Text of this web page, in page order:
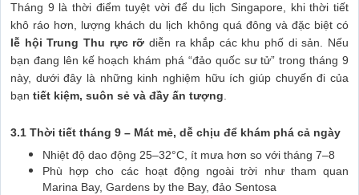
Tháng 9 là thời điểm tuyệt vời để du lịch Singapore, khi thời tiết
khô ráo hơn, lượng khách du lịch không quá đông và đặc biệt có
lễ hội Trung Thu rực rỡ diễn ra khắp các khu phố di sản. Nếu
bạn đang lên kế hoạch khám phá “đảo quốc sư tử” trong tháng 9
này, dưới đây là những kinh nghiệm hữu ích giúp chuyến đi của
bạn tiết kiệm, suôn sẻ và đầy ấn tượng.
3.1 Thời tiết tháng 9 – Mát mẻ, dễ chịu để khám phá cả ngày
Nhiệt độ dao động 25–32°C, ít mưa hơn so với tháng 7–8
Phù hợp cho các hoạt động ngoài trời như tham quan
Marina Bay, Gardens by the Bay, đảo Sentosa